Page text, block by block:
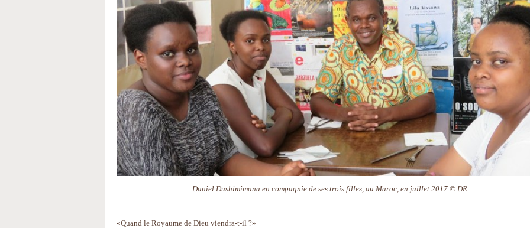
Daniel Dushimimana en compagnie de ses trois filles, au Maroc, en juillet 2017 © DR
«Quand le Royaume de Dieu viendra-t-il ?»